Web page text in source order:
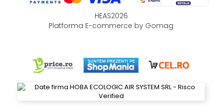
HEAS2026
Platforma E-commerce by Gomag